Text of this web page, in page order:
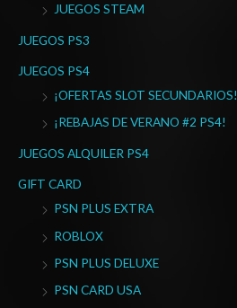
JUEGOS STEAM
JUEGOS PS3
JUEGOS PS4
¡OFERTAS SLOT SECUNDARIOS!
¡REBAJAS DE VERANO #2 PS4!
JUEGOS ALQUILER PS4
GIFT CARD
PSN PLUS EXTRA
ROBLOX
PSN PLUS DELUXE
PSN CARD USA